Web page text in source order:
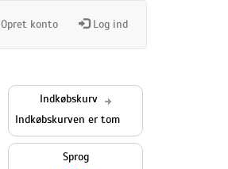
Opret konto Log ind
Indkøbskurv
Indkøbskurven er tom
Sprog